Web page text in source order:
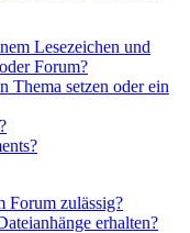
Lesezeichen und
Forum?
Thema setzen oder ein
Forum zulässig?
erhalten?